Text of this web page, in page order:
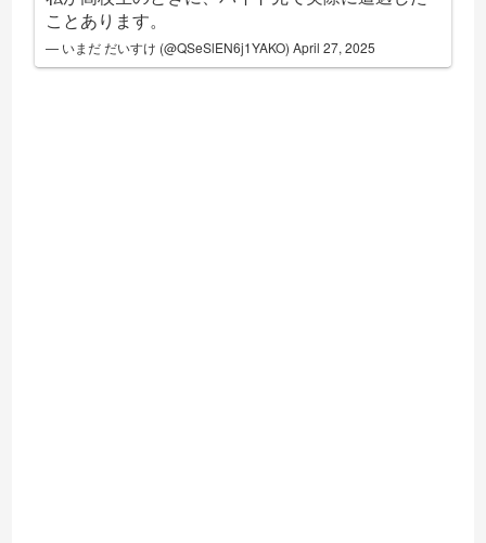
ことあります。
— いまだ だいすけ (@QSeSlEN6j1YAKO)April 27, 2025